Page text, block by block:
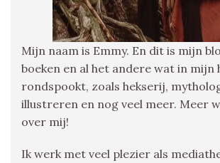
Mijn naam is Emmy. En dit is mijn
boeken en al het andere wat in mijn
rondspookt, zoals hekserij,
illustreren en nog veel meer. Meer
over mij!
Ik werk met veel plezier als